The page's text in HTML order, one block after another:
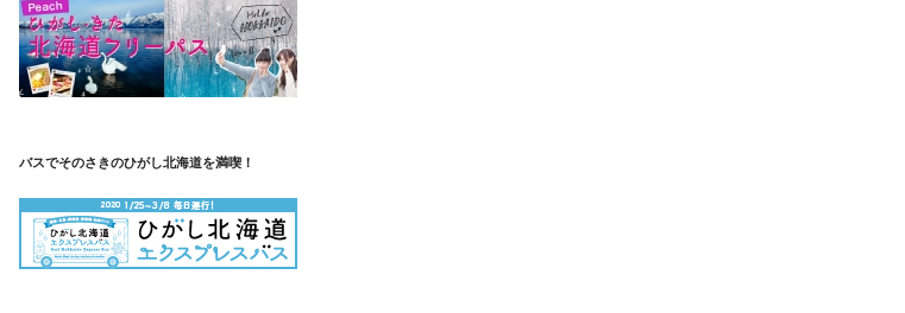
バスでそのさきのひがし北海道を満喫！